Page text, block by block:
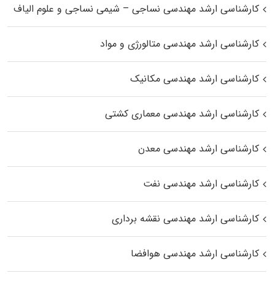
کارشناسی ارشد مهندسی نساجی – شیمی نساجی و علوم الیاف
کارشناسی ارشد مهندسی متالورژی و مواد
کارشناسی ارشد مهندسی مکانیک
کارشناسی ارشد مهندسی معماری کشتی
کارشناسی ارشد مهندسی معدن
کارشناسی ارشد مهندسی نفت
کارشناسی ارشد مهندسی نقشه برداری
کارشناسی ارشد مهندسی هوافضا